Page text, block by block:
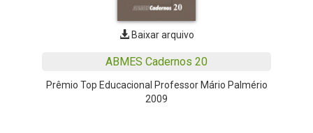
Baixar arquivo
ABMES Cadernos 20
Prêmio Top Educacional Professor Mário Palmério
2009